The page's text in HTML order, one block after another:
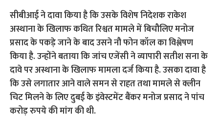
सीबीआई ने दावा किया है कि उसके विशेष निदेशक राकेश
अस्थाना के खिलाफ कथित रिश्वत मामले में बिचौलिए मनोज
प्रसाद के पकड़े जाने के बाद उसने नौ फोन कॉल का विश्लेषण
किया है. उन्होंने बताया कि जांच एजेंसी ने व्यापारी सतीश सना के
दावे पर अस्थाना के खिलाफ मामला दर्ज किया है. उसका दावा है
कि उसे लगातार आने वाले समन से राहत तथा मामले से क्लीन
चिट मिलने के लिए दुबई के इंवेस्टमेंट बैंकर मनोज प्रसाद ने पांच
करोड़ रुपये की मांग की थी.